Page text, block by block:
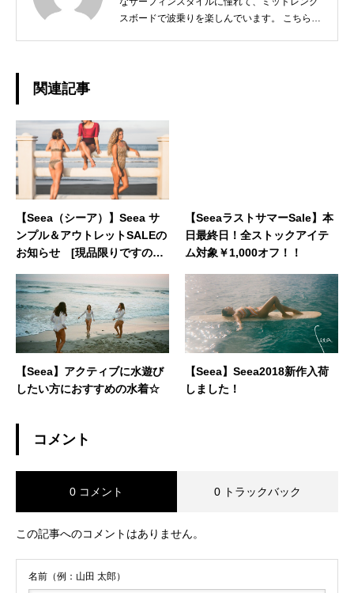
スボードで波乗りを楽しんでいます。 こちらに
よろしくお願いいたします。◆担当業務：店舗
運営◆東京都出身：一宮町在住 ◆誕生日：
1980年7月31日
関連記事
【Seea（シーア）】Seea サ
ンプル＆アウトレットSALEの
お知らせ [現品限りですので
【SeeaラストサマーSale】本
日最終日！全ストックアイテ
ム対象￥1,000オフ！！
【Seea】アクティブに水遊び
したい方におすすめの水着☆
【Seea】Seea2018新作入荷
しました！
コメント
0 コメント 0 トラックバック
この記事へのコメントはありません。
名前（例：山田 太郎）